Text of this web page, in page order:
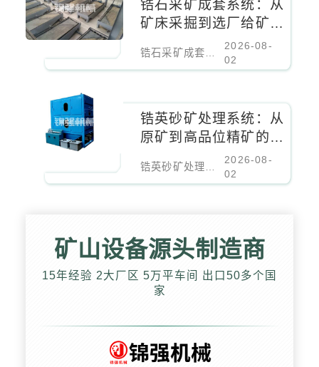
锆石采矿成套系统：从
矿床采掘到选厂给矿的
全流程装备与工艺集成
方案
2026-08-
02
锆英砂矿处理系统：从
原矿到高品位精矿的全
流程工艺方案2026-08-
02
矿山设备源头制造商
15年经验 2大厂区 5万平车间 出口50多个国
家